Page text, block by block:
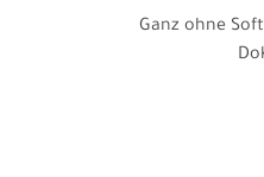
Ganz ohne